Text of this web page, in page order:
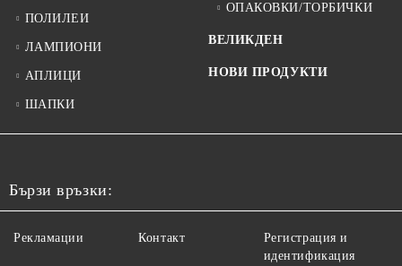
ПОЛИЛЕИ
ЛАМПИОНИ
АПЛИЦИ
ШАПКИ
ОПАКОВКИ/ТОРБИЧКИ
ВЕЛИКДЕН
НОВИ ПРОДУКТИ
Бързи връзки:
Рекламации Контакт
Регистрация и
идентификация